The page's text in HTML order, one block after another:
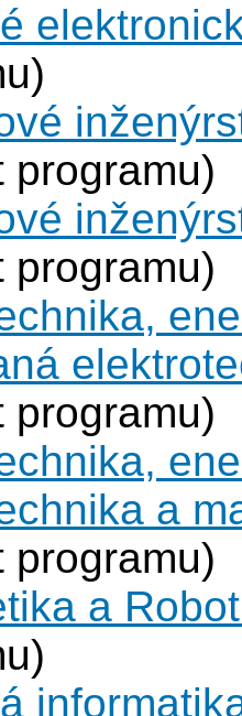
programu)
programu)
programu)
a
programu)
a